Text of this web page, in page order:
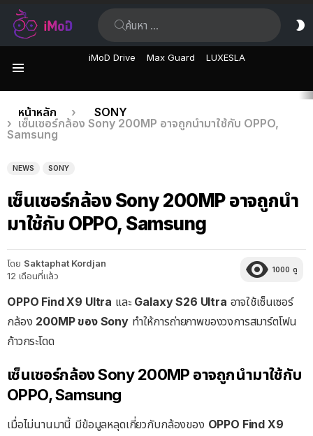
iMoD Drive Max Guard LUXESLA
เรื่อง
ล่าสุด
คุณอยู่ที่นี่:
หน้าหลัก
SONY
เซ็นเซอร์กล้อง Sony 200MP อาจถูกนำมาใช้กับ OPPO,
Samsung
NEWS SONY
เซ็นเซอร์กล้อง Sony 200MP อาจถูกนำ
มาใช้กับ OPPO, Samsung
โดย Saktaphat Kordjan
12 เดือนที่แล้ว
1000 ดู
OPPO Find X9 Ultra และ Galaxy S26 Ultra อาจใช้เซ็นเซอร์
กล้อง 200MP ของ Sonyทำให้การถ่ายภาพของวงการสมาร์ตโฟน
ก้าวกระโดด
เซ็นเซอร์กล้อง Sony 200MP อาจถูกนำมาใช้กับ
OPPO, Samsung
เมื่อไม่นานมานี้ มีข้อมูลหลุดเกี่ยวกับกล้องของ OPPO Find X9